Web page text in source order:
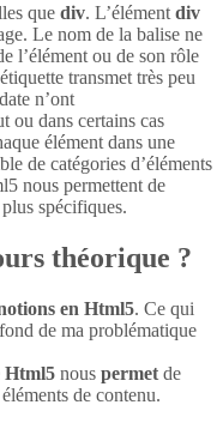
que div. L’élément div
Le nom de la balise ne
l’élément ou de son rôle
transmet très peu
n’ont
ou dans certains cas
élément dans une
de catégories d’éléments
nous permettent de
spécifiques.
théorique ?
en Html5. Ce qui
de ma problématique
Html5 nous permet de
de contenu.